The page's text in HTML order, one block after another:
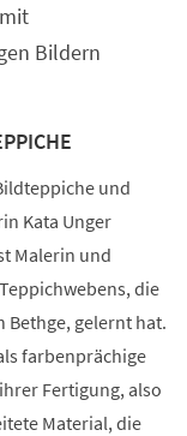
Bildern
und
Kata Unger
Malerin und
die
Bethge, gelernt hat.
farbenprächige
Fertigung, also
Material, die